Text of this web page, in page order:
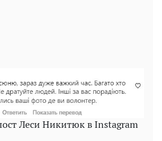
Леси Никитюк в Instagram